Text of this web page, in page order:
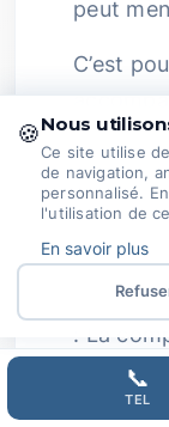
peut
C’est
des
résultats
Passion
: La
📞
TEL
🍪Nous
Ce site utilise
de navigation,
personnalisé.
l'utilisation de
En savoir plus